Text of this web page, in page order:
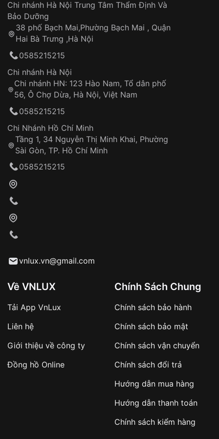
Áp dụng cho tất cả tỉnh thành trên toàn quốc
Thời gian tính từ khi xác nhận đơn hàng thành
công
Hotline: 0585 215 215
Từ khóa SEO:
Khách hàng kiểm tra và thanh toán trực tiếp
Từ khóa SEO:
sản phẩm đặc biệt
hàng
Số tiền còn lại thanh toán khi nhận hàng hoặc
✔️ Đảm bảo xử lý đơn hàng nhanh chóng
✔️ Hạn chế tình trạng hủy đơn không mong
Dây đeo
Sản phẩm đã bị:
Tự ý sửa chữa
thống VNLUX
Đảm bảo quyền lợi khách hàng
Đồng hành cùng khách hàng trong suốt quá
trình sử dụng
Chi nhánh Hà Nội Trung Tâm Thẩm Định Và
Bảo Dưỡng
38 phố Bạch Mai,Phường Bạch Mai , Quận
Hai Bà Trưng ,Hà Nội
0585215215
Chi nhánh Hà Nội
Chi nhánh HN: 123 Hào Nam, Tổ dân phố
56, Ô Chợ Dừa, Hà Nội, Việt Nam
0585215215
Chi Nhánh Hồ Chí Minh
Tầng 1, 34 Nguyễn Thị Minh Khai, Phường
Sài Gòn, TP. Hồ Chí Minh
0585215215
vnlux.vn@gmail.com
Về VNLUX
Tải App VnLux
Liên hệ
Giới thiệu về công ty
Đồng hồ Online
Chính Sách Chung
Chính sách bảo hành
Chính sách bảo mật
Chính sách vận chuyển
Chính sách đổi trả
Hướng dẫn mua hàng
Hướng dẫn thanh toán
Chính sách kiểm hàng